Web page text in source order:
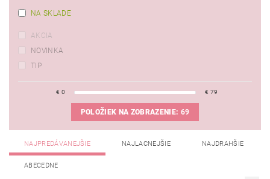
NA SKLADE
AKCIA
NOVINKA
TIP
€ 0 € 79
POLOŽIEK NA ZOBRAZENIE: 69
NAJPREDÁVANEJŠIE NAJLACNEJŠIE NAJDRAHŠIE
ABECEDNE